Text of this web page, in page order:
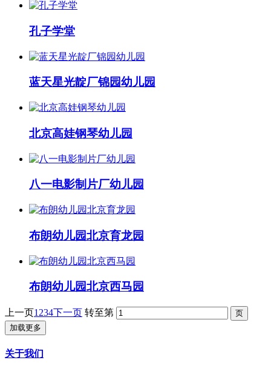
孔子学堂
蓝天星光靛厂锦园幼儿园
北京高娃钢琴幼儿园
八一电影制片厂幼儿园
布朗幼儿园北京育龙园
布朗幼儿园北京西马园
上一页1 234下一页 转至第
加载更多
关于我们